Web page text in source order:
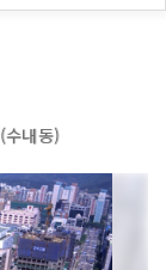
수내동)